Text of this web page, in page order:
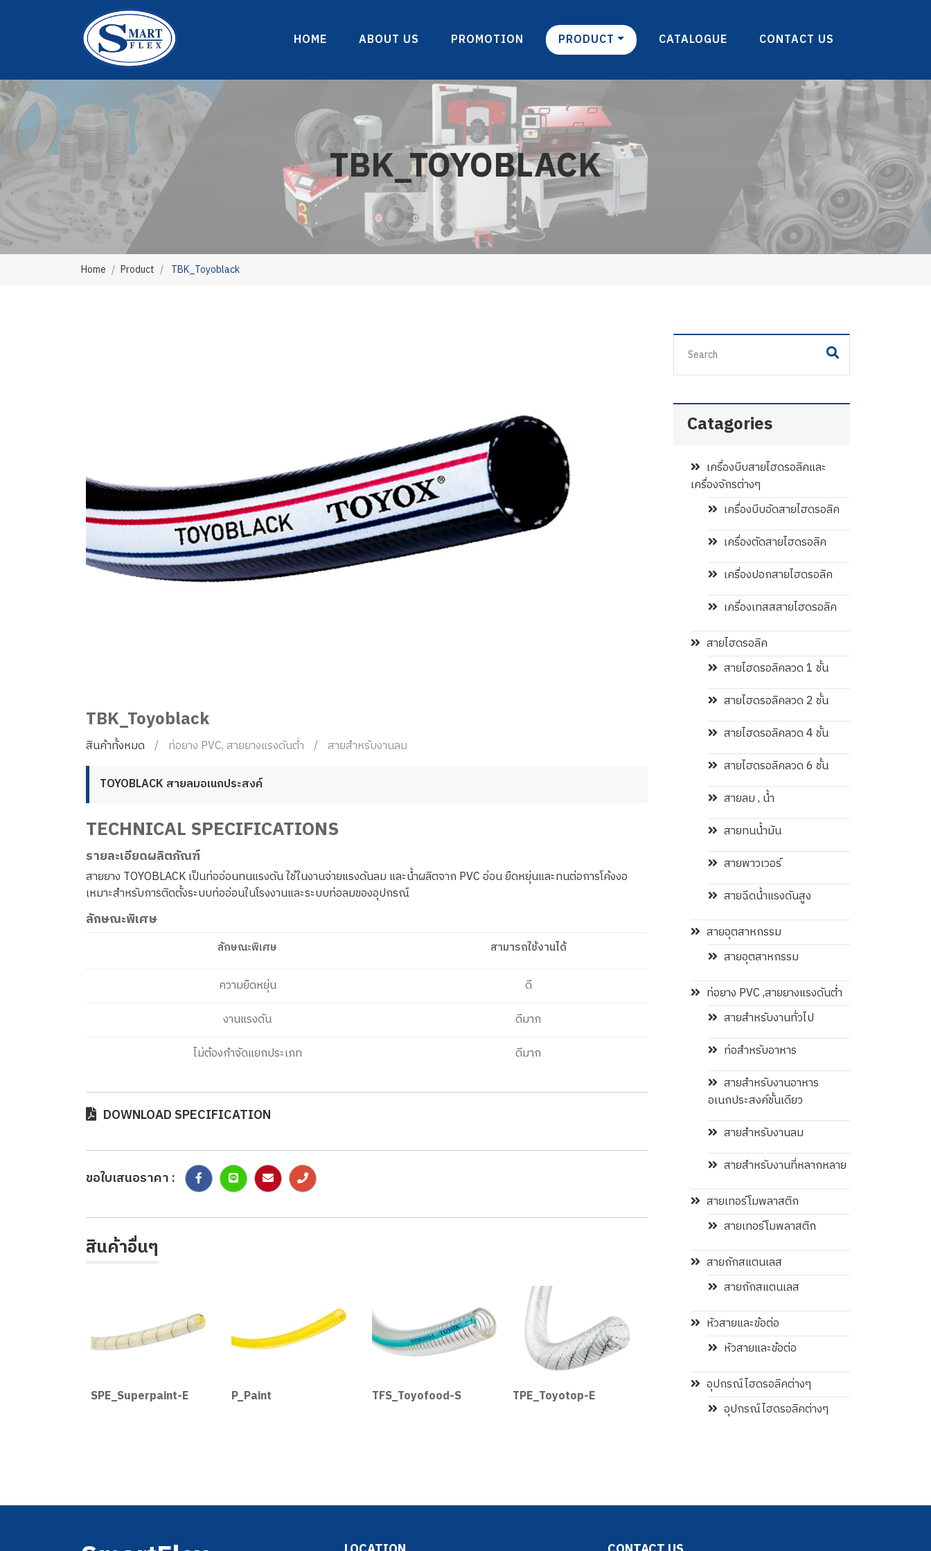
HOME ABOUT US PROMOTION PRODUCT CATALOGUE CONTACT US
TBK_TOYOBLACK
Home Product TBK_Toyoblack
TBK_Toyoblack
สินค้าทั้งหมด ท่อยาง PVC, สายยางแรงดันต่ำ สายสำหรับงานลม
TOYOBLACK สายลมอเนกประสงค์
TECHNICAL SPECIFICATIONS
รายละเอียดผลิตภัณฑ์
สายยาง TOYOBLACK เป็นท่ออ่อนทนแรงดัน ใช้ในงานจ่ายแรงดันลม และน้ำผลิตจาก PVC อ่อน ยืดหยุ่นและทนต่อการโค้งงอ
เหมาะสำหรับการติดตั้งระบบท่ออ่อนในโรงงานและระบบท่อลมของอุปกรณ์
ลักษณะพิเศษ
ลักษณะพิเศษ สามารถใช้งานได้
ความยืดหยุ่น
ดี
งานแรงดัน
ดีมาก
ไม่ต้องกำจัดแยกประเภท
ดีมาก
DOWNLOAD SPECIFICATION
ขอใบเสนอราคา :
สินค้าอื่นๆ
SPE_Superpaint-E P_Paint TFS_Toyofood-S TPE_Toyotop-E EC_Ecoron Pagodae 1SN
Catagories
เครื่องบีบสายไฮดรอลิคและ
เครื่องจักรต่างๆ
เครื่องบีบอัดสายไฮดรอลิค
เครื่องตัดสายไฮดรอลิค
เครื่องปอกสายไฮดรอลิค
เครื่องเทสสสายไฮดรอลิค
สายไฮดรอลิค
สายไฮดรอลิคลวด 1 ชั้น
สายไฮดรอลิคลวด 2 ชั้น
สายไฮดรอลิคลวด 4 ชั้น
สายไฮดรอลิคลวด 6 ชั้น
สายลม , น้ำ
สายทนน้ำมัน
สายพาวเวอร์
สายฉีดน้ำแรงดันสูง
สายอุตสาหกรรม
สายอุตสาหกรรม
ท่อยาง PVC ,สายยางแรงดันต่ำ
สายสำหรับงานทั่วไป
ท่อสำหรับอาหาร
สายสำหรับงานอาหาร
อเนกประสงค์ชั้นเดียว
สายสำหรับงานลม
สายสำหรับงานที่หลากหลาย
สายเทอร์โมพลาสติก
สายเทอร์โมพลาสติก
สายถักสแตนเลส
สายถักสแตนเลส
หัวสายและข้อต่อ
หัวสายและข้อต่อ
อุปกรณ์ไฮดรอลิคต่างๆ
อุปกรณ์ไฮดรอลิคต่างๆ